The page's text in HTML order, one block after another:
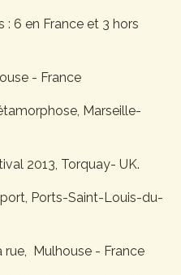
6 en France et 3 hors
- France
Marseille-
2013, Torquay- UK.
Ports-Saint-Louis-du-
rue, Mulhouse - France